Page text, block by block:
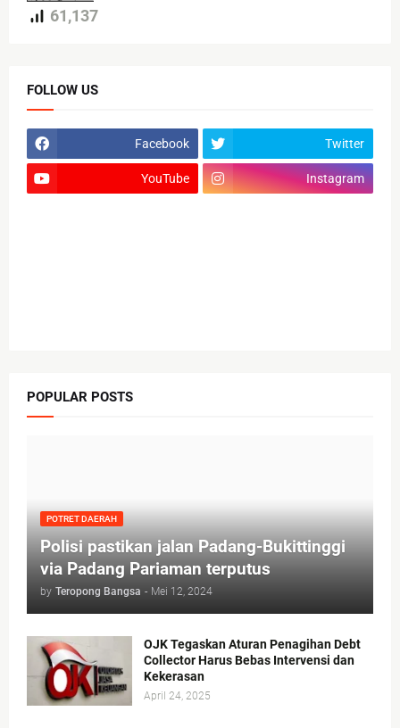
61,137
FOLLOW US
Facebook Twitter
YouTube Instagram
POPULAR POSTS
POTRET DAERAH
Polisi pastikan jalan Padang-Bukittinggi
via Padang Pariaman terputus
by Teropong Bangsa - Mei 12, 2024
OJK Tegaskan Aturan Penagihan Debt
Collector Harus Bebas Intervensi dan
Kekerasan
April 24, 2025